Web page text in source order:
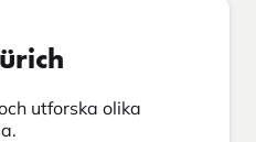
utforska olika